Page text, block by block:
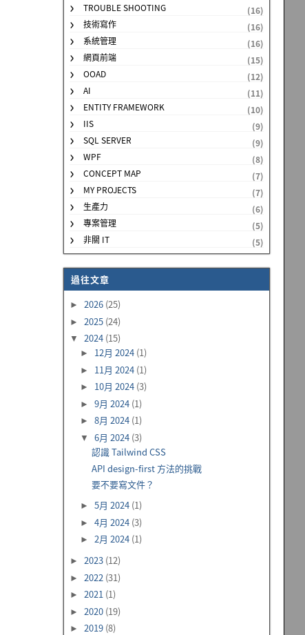
TROUBLE SHOOTING
(16)
技術寫作
(16)
系統管理
(16)
網頁前端
(15)
OOAD
(12)
AI
(11)
ENTITY FRAMEWORK
(10)
IIS
(9)
SQL SERVER
(9)
WPF
(8)
CONCEPT MAP
(7)
MY PROJECTS
(7)
生產力
(6)
專案管理
(5)
非關 IT
(5)
過往文章
► 2026 (25)
► 2025 (24)
▼ 2024 (15)
► 12月 2024 (1)
► 11月 2024 (1)
► 10月 2024 (3)
►9月 2024 (1)
►8月 2024 (1)
▼6月 2024 (3)
認識 Tailwind CSS
API design-first 方法的挑戰
要不要寫文件？
►5月 2024 (1)
►4月 2024 (3)
►2月 2024 (1)
► 2023 (12)
► 2022 (31)
► 2021 (1)
► 2020 (19)
► 2019 (8)